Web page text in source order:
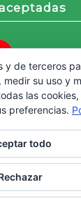
y de terceros
su uso y
las
preferencias.
todo